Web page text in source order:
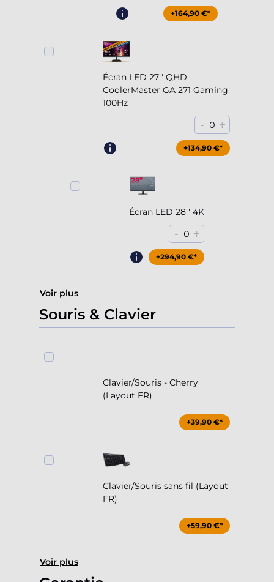
+164,90 €*
Écran LED 27'' QHD
CoolerMaster GA 271 Gaming
100Hz
- 0 +
+204,90 €*
+134,90 €*
Écran LED 28'' 4K
- 0 +
+294,90 €*
Voir plus
Souris & Clavier
Clavier/Souris - Cherry
(Layout FR)
+39,90 €*
Clavier/Souris sans fil (Layout
FR)
+59,90 €*
Voir plus